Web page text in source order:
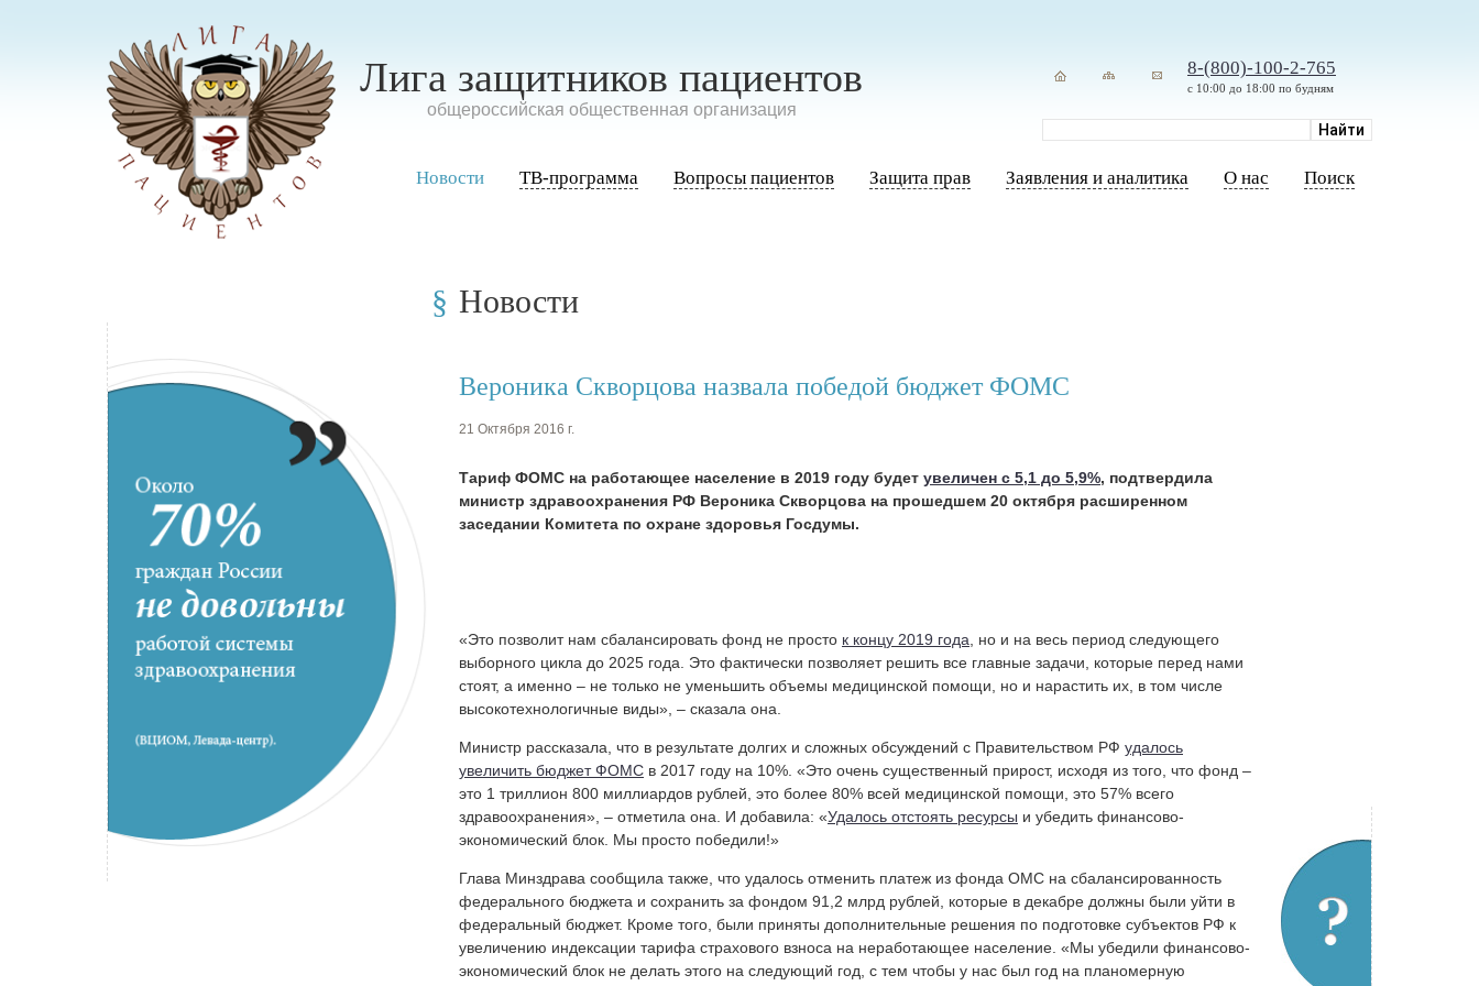
Лига защитников пациентов
oбщероссийская общественная организация
8-(800)-100-2-765
с 10:00 до 18:00 по будням
Новости ТВ-программа Вопросы пациентов Защита прав Заявления и аналитика О нас Поиск
Новости
Вероника Скворцова назвала победой бюджет ФОМС
21 Октября 2016 г.
Тариф ФОМС на работающее население в 2019 году будет увеличен с 5,1 до 5,9%, подтвердила
министр здравоохранения РФ Вероника Скворцова на прошедшем 20 октября расширенном
заседании Комитета по охране здоровья Госдумы.
«Это позволит нам сбалансировать фонд не просто к концу 2019 года, но и на весь период следующего
выборного цикла до 2025 года. Это фактически позволяет решить все главные задачи, которые перед нами
стоят, а именно – не только не уменьшить объемы медицинской помощи, но и нарастить их, в том числе
высокотехнологичные виды», – сказала она.
Министр рассказала, что в результате долгих и сложных обсуждений с Правительством РФ удалось
увеличить бюджет ФОМС в 2017 году на 10%. «Это очень существенный прирост, исходя из того, что фонд –
это 1 триллион 800 миллиардов рублей, это более 80% всей медицинской помощи, это 57% всего
здравоохранения», – отметила она. И добавила: «Удалось отстоять ресурсы и убедить финансово-
экономический блок. Мы просто победили!»
Глава Минздрава сообщила также, что удалось отменить платеж из фонда ОМС на сбалансированность
федерального бюджета и сохранить за фондом 91,2 млрд рублей, которые в декабре должны были уйти в
федеральный бюджет. Кроме того, были приняты дополнительные решения по подготовке субъектов РФ к
увеличению индексации тарифа страхового взноса на неработающее население. «Мы убедили финансово-
экономический блок не делать этого на следующий год, с тем чтобы у нас был год на планомерную